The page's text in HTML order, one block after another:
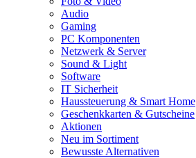
Audio
Gaming
PC Komponenten
Netzwerk & Server
Sound & Light
Software
IT Sicherheit
Haussteuerung & Smart Home
Geschenkkarten & Gutscheine
Aktionen
Neu im Sortiment
Bewusste Alternativen